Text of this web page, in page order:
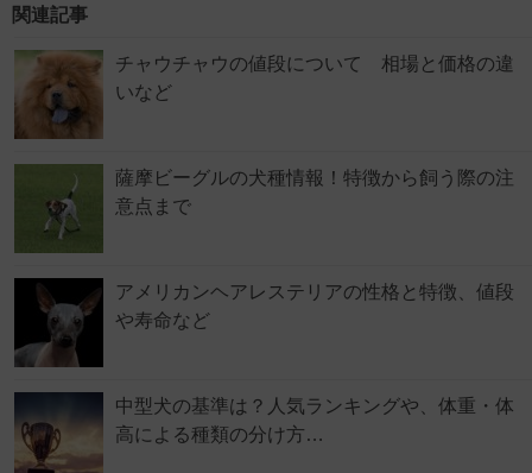
関連記事
チャウチャウの値段について 相場と価格の違
いなど
薩摩ビーグルの犬種情報！特徴から飼う際の注
意点まで
アメリカンヘアレステリアの性格と特徴、値段
や寿命など
中型犬の基準は？人気ランキングや、体重・体
高による種類の分け方…